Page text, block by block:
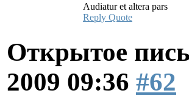
Audiatur et altera pars
Reply Quote
Открытое
2009 09:36 #62